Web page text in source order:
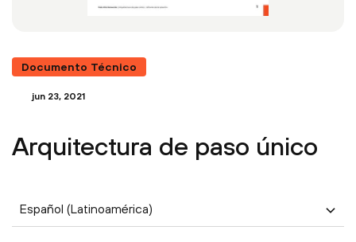
Documento Técnico
jun 23, 2021
Arquitectura de paso único
Español (Latinoamérica)